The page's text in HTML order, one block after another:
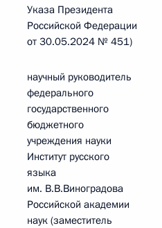
Указа Президента
Российской Федерации
от 30.05.2024 № 451)
научный руководитель
федерального
государственного
бюджетного
учреждения науки
Институт русского
языка
им. В.В.Виноградова
Российской академии
наук (заместитель